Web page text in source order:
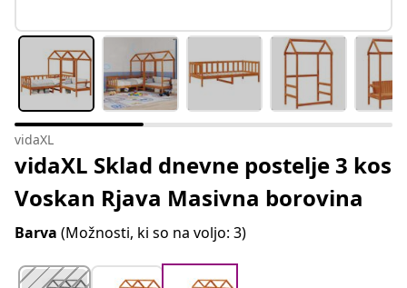
vidaXL
vidaXL Sklad dnevne postelje 3 kos
Voskan Rjava Masivna borovina
Barva (Možnosti, ki so na voljo: 3)